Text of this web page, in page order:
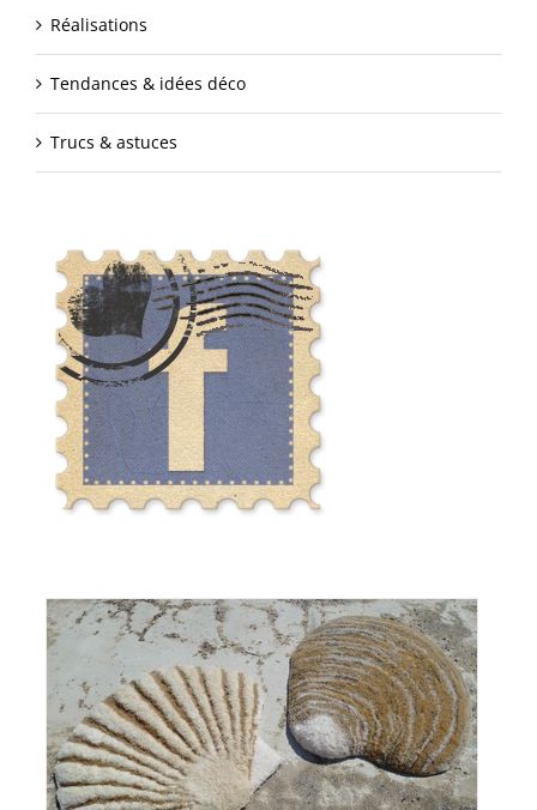
Réalisations
Tendances & idées déco
Trucs & astuces